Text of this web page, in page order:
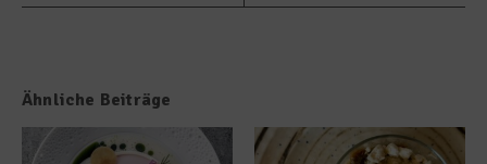
Ähnliche Beiträge